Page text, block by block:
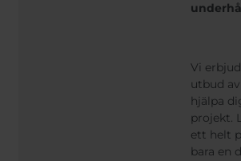
Vi
utbud
hjälpa
projekt.
ett helt
bara en